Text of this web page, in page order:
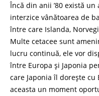
Încă din anii ’80 există
interzice vânătoarea de
între care Islanda,
Multe cetacee sunt
lucru continuă, ele vor
între Europa și Japonia
care Japonia îl dorește
aceasta un moment